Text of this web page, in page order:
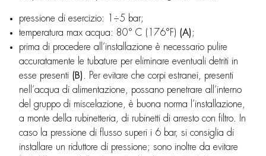
pressione di esercizio: 1÷5 bar;
temperatura max acqua: 80° C (176°F) (A) ;
prima di procedere all’installazione è necessario pulire
accuratamente le tubature per eliminare eventuali detriti in
esse presenti (B)
. Per evitare che corpi estranei, presenti
nell’acqua di alimentazione, possano penetrare all’interno
del gruppo di miscelazione, è buona norma l’installazione,
a monte della rubinetteria, di rubinetti di arresto con filtro. In
caso la pressione di flusso superi i 6 bar, si consiglia di
installare un riduttore di pressione; sono inoltre da evitare